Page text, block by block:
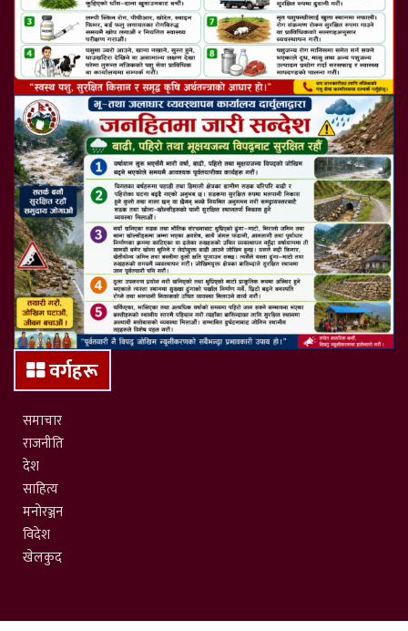
वर्गहरू
समाचार
राजनीति
देश
साहित्य
मनोरञ्जन
विदेश
खेलकुद